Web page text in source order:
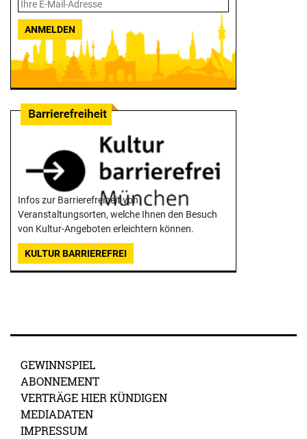
ANMELDEN
Infos zur Barrierefreiheit von
Veranstaltungsorten, welche Ihnen den Besuch
von Kultur-Angeboten erleichtern können.
KULTUR BARRIEREFREI
GEWINNSPIEL
ABONNEMENT
VERTRÄGE HIER KÜNDIGEN
MEDIADATEN
IMPRESSUM